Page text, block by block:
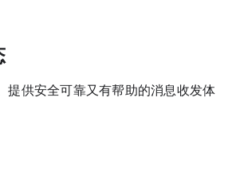
提供安全可靠又有帮助的消息收发体